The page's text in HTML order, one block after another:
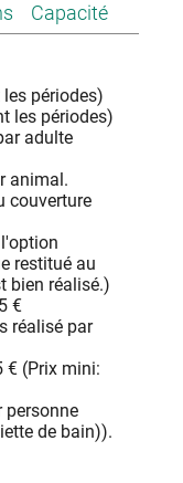
Vous
de votre
partir à la
du Sud
toute
Capacité
périodes)
les périodes)
adulte
animal.
couverture
restitué au
bien réalisé.)
€
réalisé par
€ (Prix mini:
personne
de bain)).